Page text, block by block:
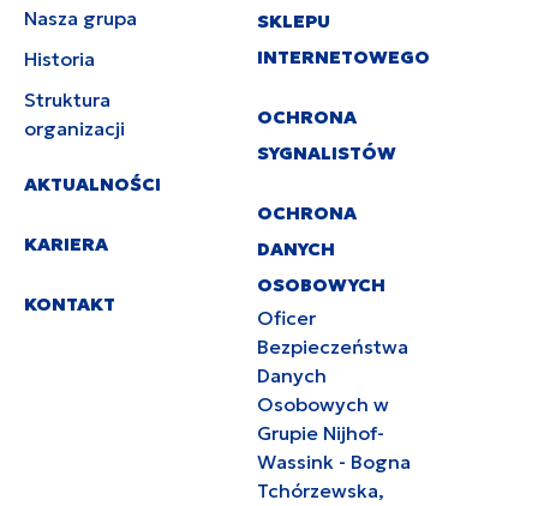
Nasza grupa
Historia
Struktura
organizacji
AKTUALNOŚCI
KARIERA
KONTAKT
SKLEPU
INTERNETOWEGO
OCHRONA
SYGNALISTÓW
OCHRONA
DANYCH
OSOBOWYCH
Oficer
Bezpieczeństwa
Danych
Osobowych w
Grupie Nijhof-
Wassink - Bogna
Tchórzewska,